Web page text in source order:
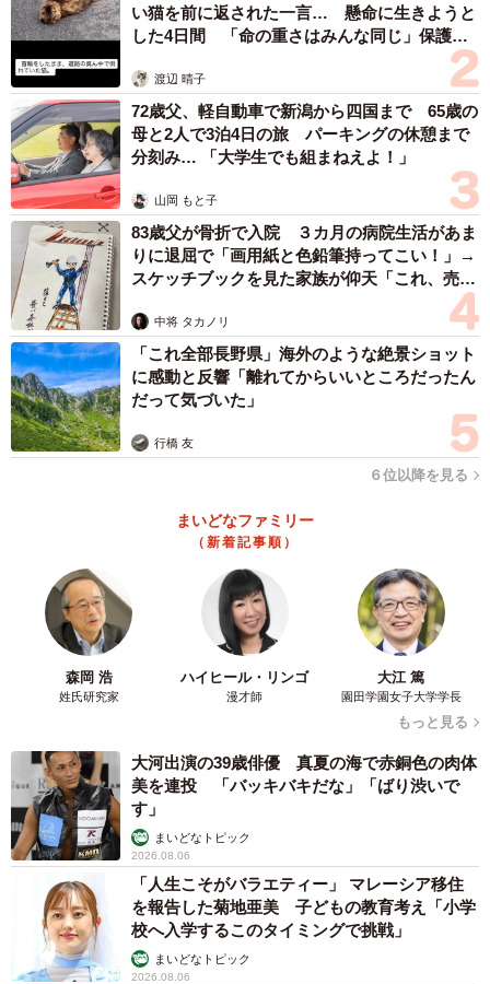
“作品”を投稿した岡崎市在住のシルバニア大使さんもかつて
実際にブラック企業に勤めていた経験があるという。「給
与明細すら発行しないところに勤めていた経験がありま
す。さすがに通報しました」と話した。そして、投稿が多
くの共感者をよんだことに「心中お察しします」と理解を
示した。
もうすぐ２歳になる男児の父であるというシルバニア大使
さん。てっきりシルバニアファミリーは子ども用かと思い
きや「自分用です。買うたびに嫁に納豆の刑に処せられま
す…」とあくまで本人用。「大人のシルバニアに触発され
ました。シルバニアは持ってりゃ嬉しいただのコレクショ
ンじゃあない、強力なツールなんですよ。ツールは活用し
なきゃ。高い金出して買ったのはそのためです」とただ
シルバニア大使さんはこのブラック求人のネタ以外にも、
っ得！生活の知恵」などシルバニアファミリーを駆使した
多くの“作品”をTwitterで発信している。
い猫を前に返された一言… 懸命に生きようと
した4日間 「命の重さはみんな同じ」保護団
渡辺 晴子
72歳父、軽自動車で新潟から四国まで 65歳の
母と2人で3泊4日の旅 パーキングの休憩まで
分刻み… 「大学生でも組まねえよ！」
山岡 もと子
83歳父が骨折で入院 ３カ月の病院生活があま
りに退屈で「画用紙と色鉛筆持ってこい！」→
スケッチブックを見た家族が仰天「これ、売れ
中将 タカノリ
「これ全部長野県」海外のような絶景ショット
に感動と反響「離れてからいいところだったん
だって気づいた」
行橋 友
６位以降を見る
まいどなファミリー
（新着記事順）
森岡 浩
姓氏研究家
ハイヒール・リンゴ
漫才師
大江 篤
園田学園女子大学学長
もっと見る
大河出演の39歳俳優 真夏の海で赤銅色の肉体
美を連投 「バッキバキだな」「ばり渋いで
す」
まいどなトピック
2026.08.06
「人生こそがバラエティー」 マレーシア移住
を報告した菊地亜美 子どもの教育考え「小学
校へ入学するこのタイミングで挑戦」
まいどなトピック
2026.08.06